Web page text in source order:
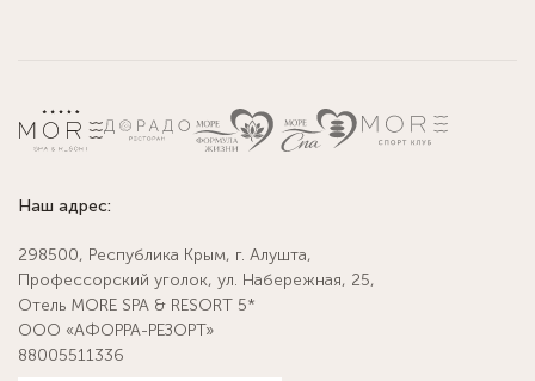
Наш адрес:
298500, Республика Крым, г. Алушта,
Профессорский уголок, ул. Набережная, 25,
Отель MORE SPA & RESORT 5*
ООО «АФОРРА-РЕЗОРТ»
88005511336